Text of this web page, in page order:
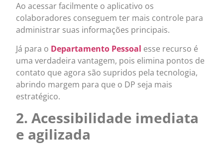
Ao acessar facilmente o aplicativo os
colaboradores conseguem ter mais controle para
administrar suas informações principais.
Já para o Departamento Pessoal esse recurso é
uma verdadeira vantagem, pois elimina pontos de
contato que agora são supridos pela tecnologia,
abrindo margem para que o DP seja mais
estratégico.
2. Acessibilidade imediata
e agilizada